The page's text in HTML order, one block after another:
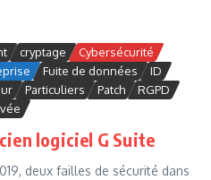
cryptage
Cybersécurité
Fuite de données
ID
Particuliers Patch
RGPD
logiciel G Suite
deux failles de sécurité dans